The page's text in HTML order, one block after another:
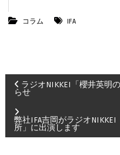
コラム IFA
投
稿
ナ
ラジオNIKKEI「櫻井英明
らせ
弊社IFA吉岡がラジオ
所」に出演します